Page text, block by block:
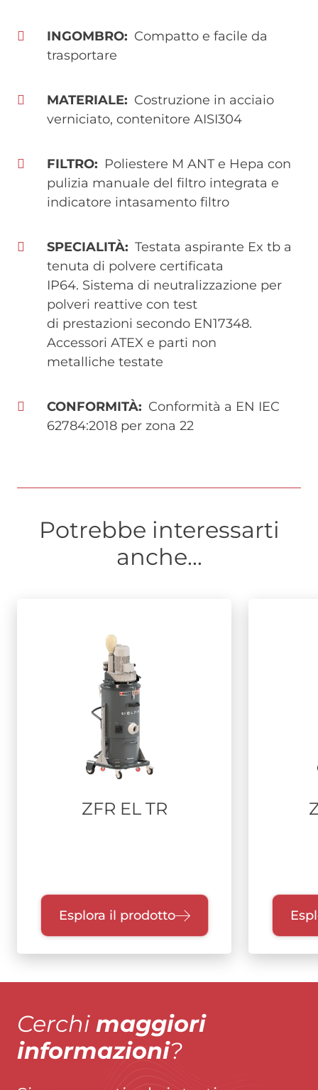
INGOMBRO
Compatto e facile da
trasportare
MATERIALE
Costruzione in acciaio
verniciato, contenitore AISI304
FILTRO
Poliestere M ANT e Hepa con
pulizia manuale del filtro integrata e
indicatore intasamento filtro
SPECIALITÀ
Testata aspirante Ex tb a
tenuta di polvere certificata
IP64. Sistema di neutralizzazione per
polveri reattive con test
di prestazioni secondo EN17348.
Accessori ATEX e parti non
metalliche testate
CONFORMITÀ
Conformità a EN IEC
62784:2018 per zona 22
Potrebbe interessarti
anche...
ZFR EL TR
Esplora il prodotto
Cerchi maggiori
informazioni?